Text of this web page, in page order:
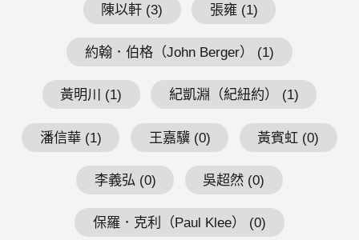
陳以軒 (3) 張雍 (1)
約翰．伯格（John Berger） (1)
黃明川 (1) 紀凱淵（紀紐約） (1)
潘信華 (1) 王嘉驥 (0) 黃賓虹 (0)
李義弘 (0) 吳超然 (0)
保羅．克利（Paul Klee） (0)